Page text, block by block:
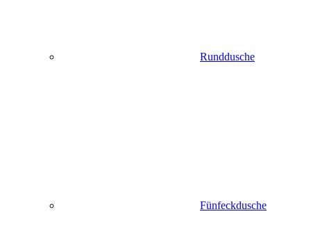
Runddusche
Fünfeckdusche